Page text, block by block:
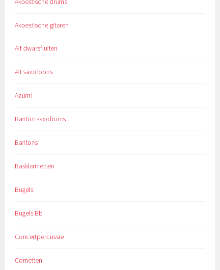
Akoestische gitaren
Alt dwarsfluiten
Alt saxofoons
Azumi
Bariton saxofoons
Baritons
Basklarinetten
Bugels
Bugels Bb
Concertpercussie
Cornetten